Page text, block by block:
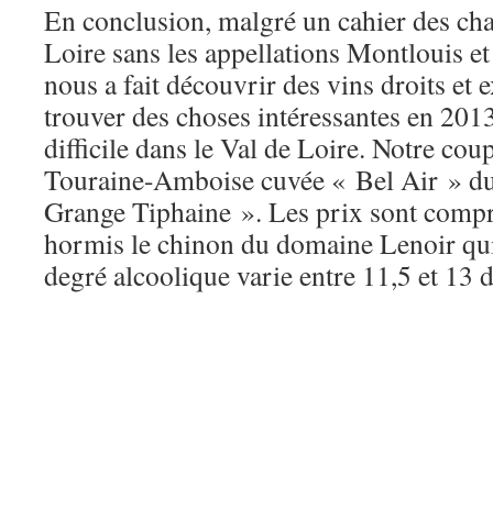
En conclusion, malgré un cahier des
Loire sans les appellations Montlouis
nous a fait découvrir des vins droits et
trouver des choses intéressantes en
difficile dans le Val de Loire. Notre
Touraine-Amboise cuvée « Bel Air »
Grange Tiphaine ». Les prix sont
hormis le chinon du domaine Lenoir
degré alcoolique varie entre 11,5 et 13